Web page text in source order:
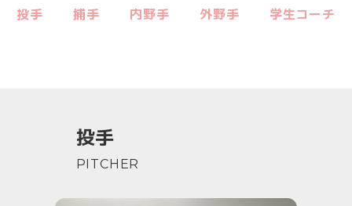
投手 捕手 内野手 外野手 学生コーチ
投手
PITCHER